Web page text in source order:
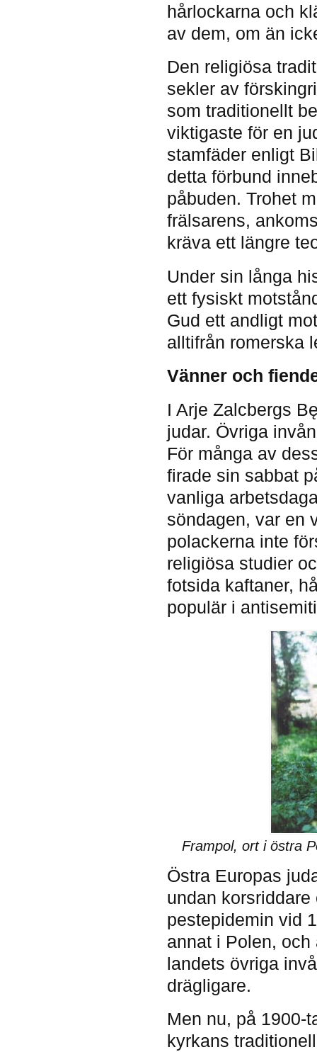
hårlockarna och
av dem, om än
Den religiösa
sekler av
som traditionellt
viktigaste för en
stamfäder enligt
detta förbund
påbuden. Trohet
frälsarens,
kräva ett längre
Under sin långa
ett fysiskt
Gud ett andligt
alltifrån romerska
Vänner och
I Arje Zalcbergs
judar. Övriga
För många av
firade sin sabbat
vanliga
söndagen, var en
polackerna inte
religiösa studier
fotsida kaftaner,
populär i
Frampol, ort i östra
Östra Europas
undan
pestepidemin vid
annat i Polen,
landets övriga
drägligare.
Men nu, på 1900-
kyrkans